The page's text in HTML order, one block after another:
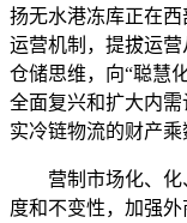
扬无水港冻库正在
运营机制，提拔运
仓储思维，向“聪慧
全面复兴和扩大内
实冷链物流的财产乘
营制市场化、化
度和不变性，加强